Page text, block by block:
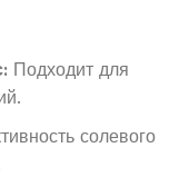
Подходит для
солевого